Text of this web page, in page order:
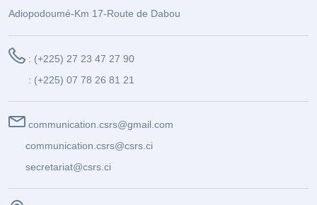
Adiopodoumé-Km 17-Route de Dabou
: (+225) 27 23 47 27 90
: (+225) 07 78 26 81 21
communication.csrs@gmail.com
communication.csrs@csrs.ci
secretariat@csrs.ci